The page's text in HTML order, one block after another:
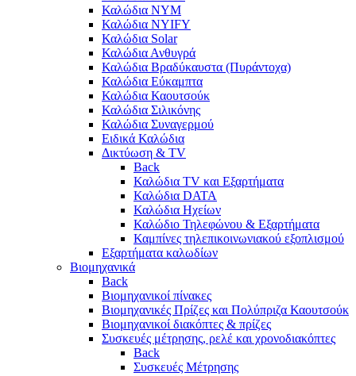
Καλώδια NYΜ
Καλώδια ΝΥΙFY
Καλώδια Solar
Καλώδια Ανθυγρά
Καλώδια Βραδύκαυστα (Πυράντοχα)
Καλώδια Εύκαμπτα
Καλώδια Καουτσούκ
Καλώδια Σιλικόνης
Καλώδια Συναγερμού
Ειδικά Καλώδια
Δικτύωση & TV
Back
Καλώδια TV και Εξαρτήματα
Καλώδια DATA
Καλώδια Ηχείων
Καλώδιο Τηλεφώνου & Εξαρτήματα
Καμπίνες τηλεπικοινωνιακού εξοπλισμού
Eξαρτήματα καλωδίων
Βιομηχανικά
Back
Βιομηχανικοί πίνακες
Βιομηχανικές Πρίζες και Πολύπριζα Καουτσούκ
Βιομηχανικοί διακόπτες & πρίζες
Συσκευές μέτρησης, ρελέ και χρονοδιακόπτες
Back
Συσκευές Μέτρησης